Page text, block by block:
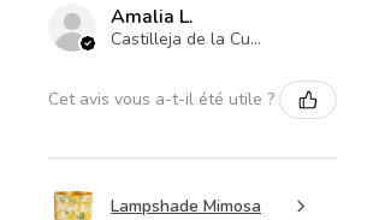
Amalia L.
Castilleja de la Cuesta , ES-AN
Cet avis vous a-t-il été utile ?
Lampshade Mimosa